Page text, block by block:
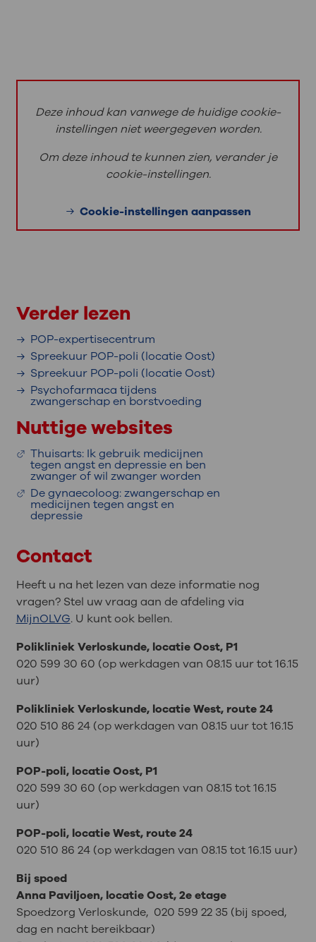
Deze inhoud kan vanwege de huidige cookie-
instellingen niet weergegeven worden.
Om deze inhoud te kunnen zien, verander je
cookie-instellingen.
Cookie-instellingen aanpassen
Verder lezen
POP-expertisecentrum
Spreekuur POP-poli (locatie Oost)
Spreekuur POP-poli (locatie Oost)
Psychofarmaca tijdens
zwangerschap en borstvoeding
Nuttige websites
Thuisarts: Ik gebruik medicijnen
tegen angst en depressie en ben
zwanger of wil zwanger worden
De gynaecoloog: zwangerschap en
medicijnen tegen angst en
depressie
Contact
Heeft u na het lezen van deze informatie nog
vragen? Stel uw vraag aan de afdeling via
MijnOLVG. U kunt ook bellen.
Polikliniek Verloskunde, locatie Oost, P1
020 599 30 60 (op werkdagen van 08.15 uur tot 16.15
uur)
Polikliniek Verloskunde, locatie West, route 24
020 510 86 24 (op werkdagen van 08.15 uur tot 16.15
uur)
POP-poli, locatie Oost, P1
020 599 30 60 (op werkdagen van 08.15 tot 16.15
uur)
POP-poli, locatie West, route 24
020 510 86 24 (op werkdagen van 08.15 tot 16.15 uur)
Bij spoed
Anna Paviljoen, locatie Oost, 2e etage
Spoedzorg Verloskunde, 020 599 22 35 (bij spoed,
dag en nacht bereikbaar)